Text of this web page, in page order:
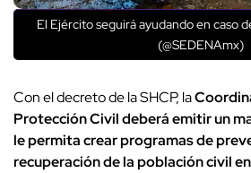
El Ejército seguirá ayudando en caso
(@SEDENAmx)
Con el decreto de la SHCP, la
Protección Civil deberá emitir un
le permita crear programas de
recuperación de la población civil